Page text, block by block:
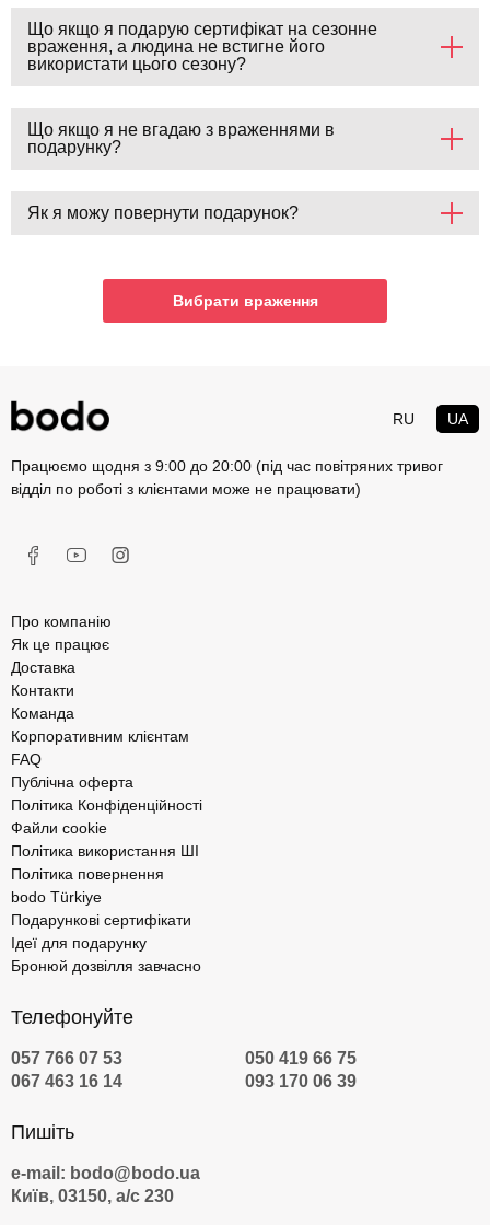
Що якщо я подарую сертифікат на сезонне
враження, а людина не встигне його
використати цього сезону?
Що якщо я не вгадаю з враженнями в
подарунку?
Як я можу повернути подарунок?
Вибрати враження
RU UA
Працюємо щодня з 9:00 до 20:00 (під час повітряних тривог
відділ по роботі з клієнтами може не працювати)
Про компанію
Як це працює
Доставка
Контакти
Команда
Корпоративним клієнтам
FAQ
Публічна оферта
Політика Конфіденційності
Файли cookie
Політика використання ШІ
Політика повернення
bodo Türkiye
Подарункові сертифікати
Ідеї для подарунку
Бронюй дозвілля завчасно
Телефонуйте
057 766 07 53
050 419 66 75
067 463 16 14
093 170 06 39
Пишіть
e-mail: bodo@bodo.ua
Київ, 03150, а/с 230